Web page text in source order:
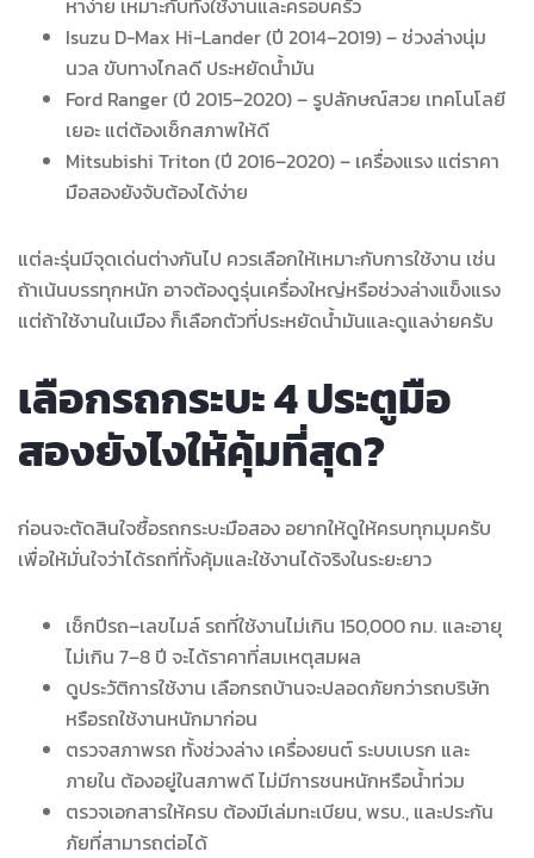
Isuzu D-Max Hi-Lander (ปี 2014–2019) – ช่วงล่างนุ่ม
นวล ขับทางไกลดี ประหยัดน้ำมัน
Ford Ranger (ปี 2015–2020) – รูปลักษณ์สวย เทคโนโลยี
เยอะ แต่ต้องเช็กสภาพให้ดี
Mitsubishi Triton (ปี 2016–2020) – เครื่องแรง แต่ราคา
มือสองยังจับต้องได้ง่าย
แต่ละรุ่นมีจุดเด่นต่างกันไป ควรเลือกให้เหมาะกับการใช้งาน เช่น
ถ้าเน้นบรรทุกหนัก อาจต้องดูรุ่นเครื่องใหญ่หรือช่วงล่างแข็งแรง
แต่ถ้าใช้งานในเมือง ก็เลือกตัวที่ประหยัดน้ำมันและดูแลง่ายครับ
เลือกรถกระบะ 4 ประตูมือ
สองยังไงให้คุ้มที่สุด?
ก่อนจะตัดสินใจซื้อรถกระบะมือสอง อยากให้ดูให้ครบทุกมุมครับ
เพื่อให้มั่นใจว่าได้รถที่ทั้งคุ้มและใช้งานได้จริงในระยะยาว
เช็กปีรถ–เลขไมล์ รถที่ใช้งานไม่เกิน 150,000 กม. และอายุ
ไม่เกิน 7–8 ปี จะได้ราคาที่สมเหตุสมผล
ดูประวัติการใช้งาน เลือกรถบ้านจะปลอดภัยกว่ารถบริษัท
หรือรถใช้งานหนักมาก่อน
ตรวจสภาพรถ ทั้งช่วงล่าง เครื่องยนต์ ระบบเบรก และ
ภายใน ต้องอยู่ในสภาพดี ไม่มีการชนหนักหรือน้ำท่วม
ตรวจเอกสารให้ครบ ต้องมีเล่มทะเบียน, พรบ., และประกัน
ภัยที่สามารถต่อได้